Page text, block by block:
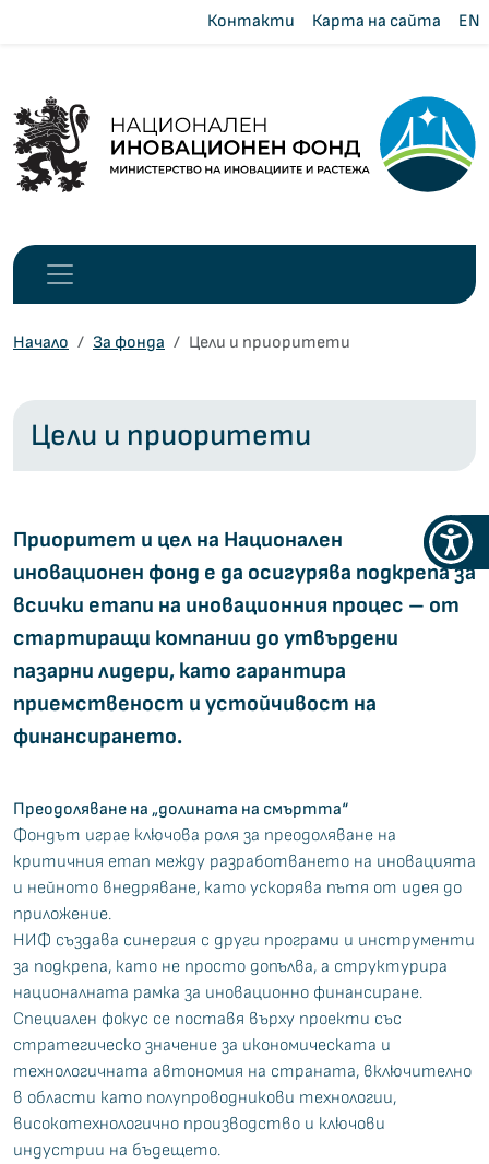
Меню
за
Контакти Карта на сайта EN
Начало За фонда Цели и приоритети
Цели и приоритети
Приоритет и цел на Национален
иновационен фонд е да осигурява подкрепа за
всички етапи на иновационния процес – от
стартиращи компании до утвърдени
пазарни лидери, като гарантира
приемственост и устойчивост на
финансирането.
Преодоляване на „долината на смъртта“
Фондът играе ключова роля за преодоляване на
критичния етап между разработването на иновацията
и нейното внедряване, като ускорява пътя от идея до
приложение.
НИФ създава синергия с други програми и инструменти
за подкрепа, като не просто допълва, а структурира
националната рамка за иновационно финансиране.
Специален фокус се поставя върху проекти със
стратегическо значение за икономическата и
технологичната автономия на страната, включително
в области като полупроводникови технологии,
високотехнологично производство и ключови
индустрии на бъдещето.